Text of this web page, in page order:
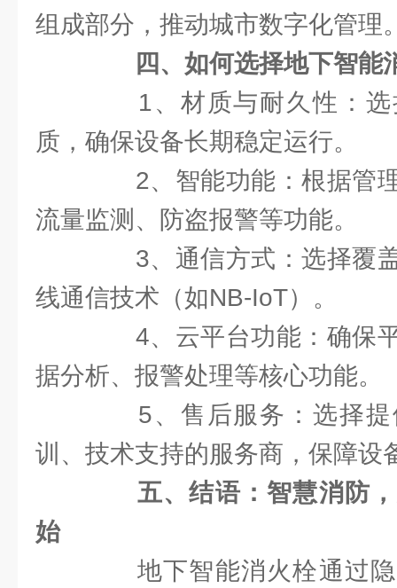
组成部分，推动城市数字化管理
四、如何选择地下智能
1、材质与耐久性：选
质，确保设备长期稳定运行。
2、智能功能：根据管理
流量监测、防盗报警等功能。
3、通信方式：选择覆盖
线通信技术（如NB-IoT）。
4、云平台功能：确保平
据分析、报警处理等核心功能。
5、售后服务：选择提
训、技术支持的服务商，保障设
五、结语：智慧消防
始
地下智能消火栓通过隐